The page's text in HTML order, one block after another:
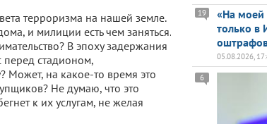
терроризма на нашей земле.
и милиции есть чем заняться.
В эпоху задержания
перед стадионом,
на какое-то время это
Не думаю, что это
к их услугам, не желая
«На моей
только в
19
05.08.2026,
6